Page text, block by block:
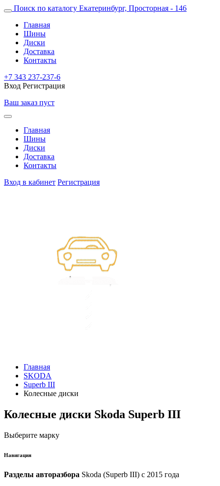
Поиск по каталогу Екатеринбург, Просторная - 146
Главная
Шины
Диски
Доставка
Контакты
+7 343 237-237-6
Вход Регистрация
Ваш заказ пуст
Главная
Шины
Диски
Доставка
Контакты
Вход в кабинет Регистрация
Главная
SKODA
Superb III
Колесные диски
Колесные диски Skoda Superb III
Выберите марку
Навигация
Разделы авторазбора Skoda (Superb III) с 2015 года